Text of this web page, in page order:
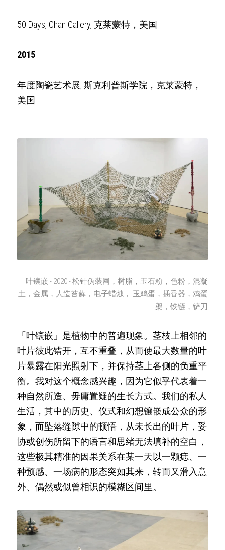
50 Days, Chan Gallery, 克莱蒙特，美国
2015
年度陶瓷艺术展, 斯克利普斯学院，克莱蒙特，
美国
叶镶嵌 - 2020 - 松针伪装网，树脂，玉石粉，色粉，混凝
土，金属，人造苔藓，电子蜡烛， 玉鸡蛋，插香器，鸡蛋
架，铁链，铲刀
「叶镶嵌」是植物中的普遍现象。茎枝上相邻的
叶片彼此错开，互不重叠，从而使最大数量的叶
片暴露在阳光照射下，并保持茎上各侧的负重平
衡。我对这个概念感兴趣，因为它似乎代表着一
种自然所造、毋庸置疑的生长方式。我们的私人
生活，其中的历史、仪式和幻想镶嵌成公众的形
象，而坠落缝隙中的顿悟，从未长出的叶片，妥
协或创伤所留下的语言和思绪无法填补的空白，
这些极其精准的因果关系在某一天以一颗痣、一
种预感、一场病的形态突如其来，转而又滑入意
外、偶然或似曾相识的模糊区间里。